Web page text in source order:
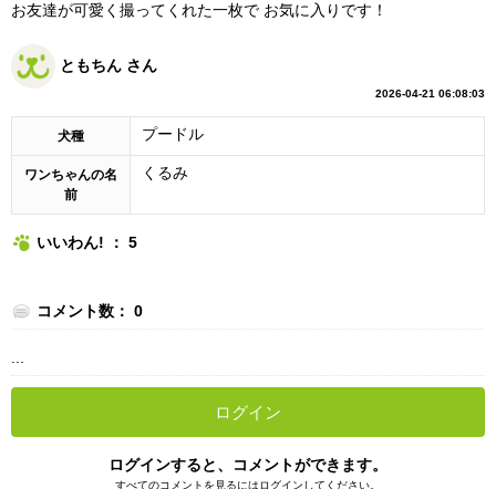
お友達が可愛く撮ってくれた一枚で お気に入りです！
ともちん さん
2026-04-21 06:08:03
犬種 プードル
ワンちゃんの名
前
くるみ
いいわん! ： 5
コメント数： 0
ログイン
ログインすると、コメントができます。
すべてのコメントを見るにはログインしてください。